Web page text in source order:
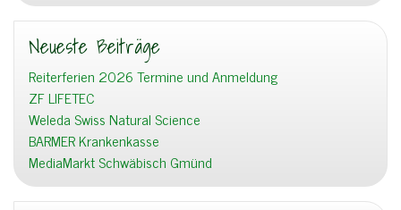
Neueste Beiträge
Reiterferien 2026 Termine und Anmeldung
ZF LIFETEC
Weleda Swiss Natural Science
BARMER Krankenkasse
MediaMarkt Schwäbisch Gmünd